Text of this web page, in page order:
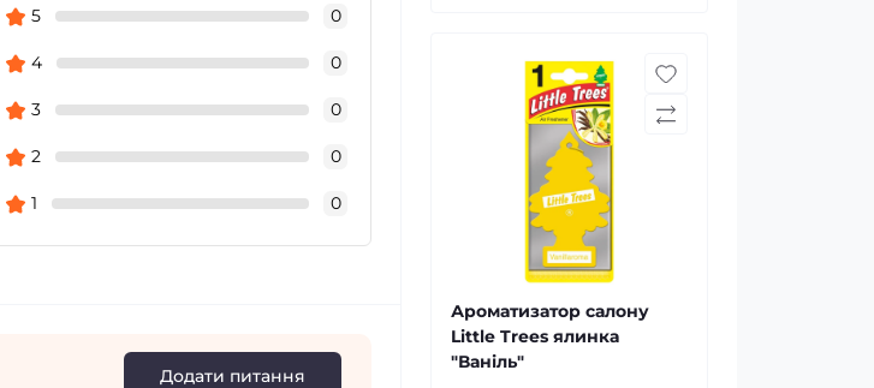
5 0
4 0
3 0
2 0
1 0
Додати питання
Ароматизатор салону
Little Trees ялинка
"Ваніль"